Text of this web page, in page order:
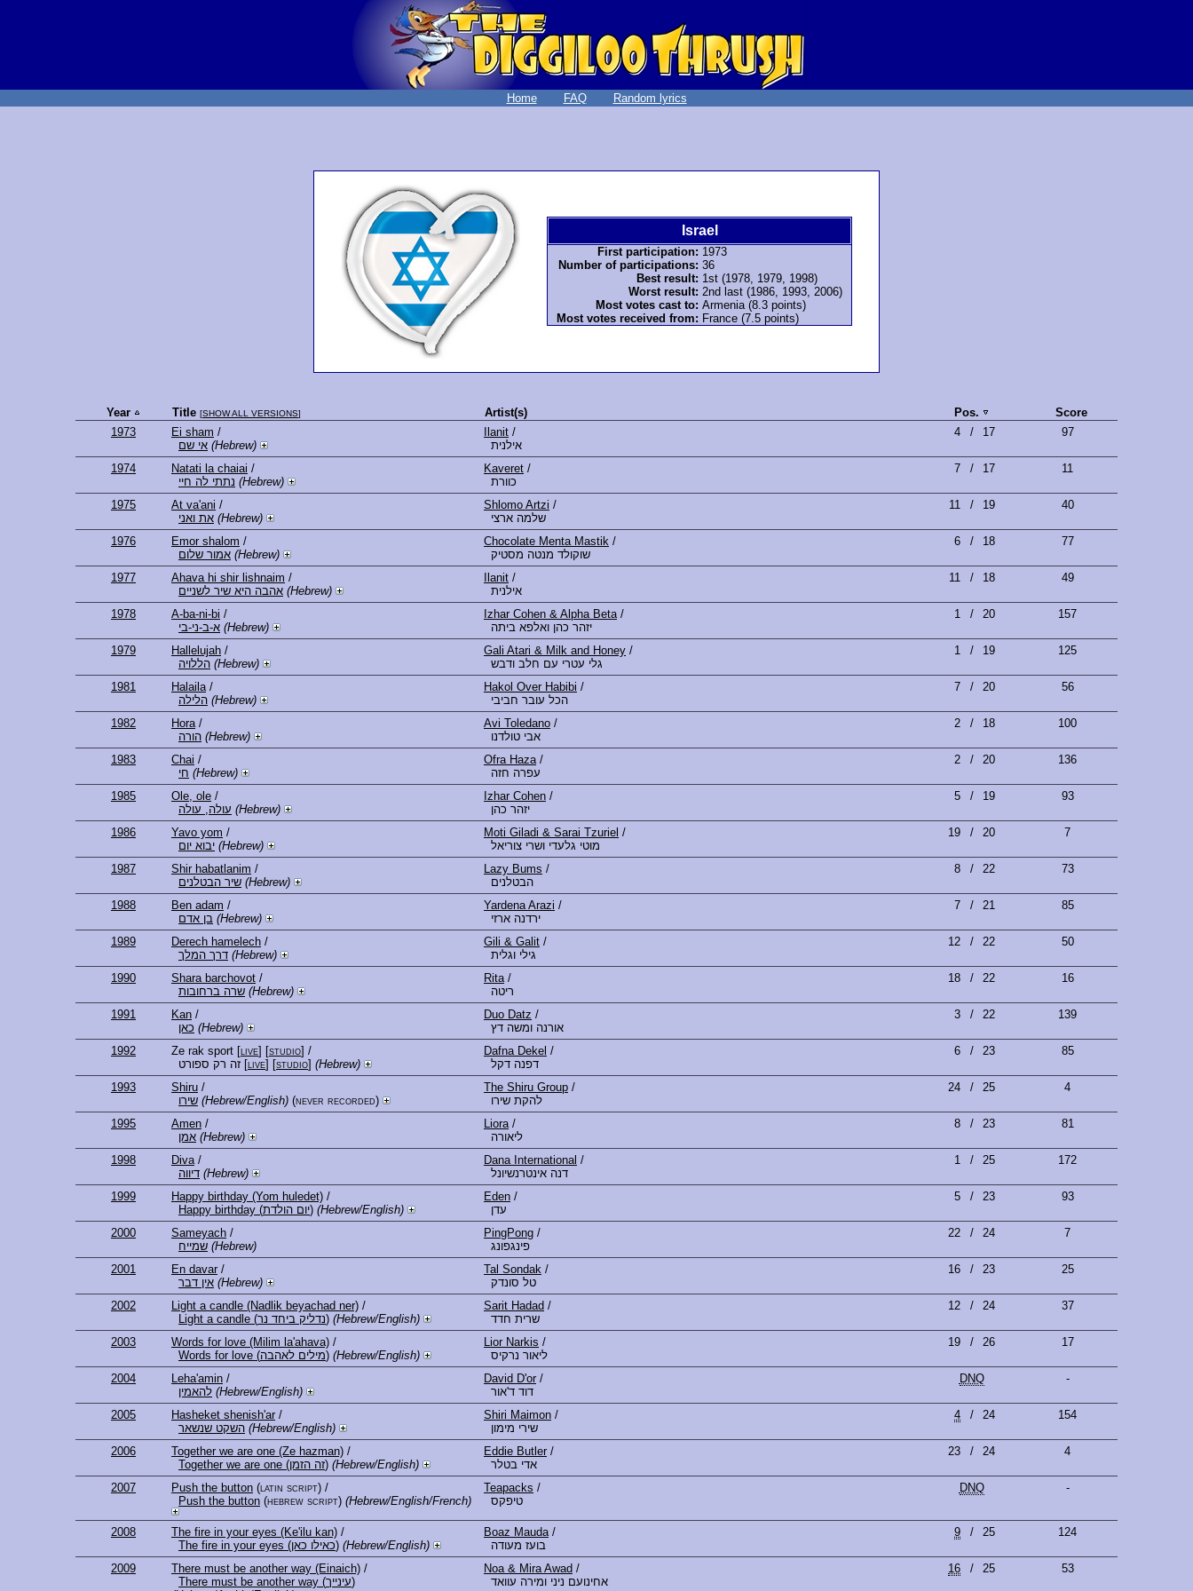
Home FAQ Random lyrics
Israel
First participation: 1973
Number of participations: 36
Best result: 1st (1978, 1979, 1998)
Worst result: 2nd last (1986, 1993, 2006)
Most votes cast to: Armenia (8.3 points)
Most votes received from: France (7.5 points)
Year Title [SHOW ALL VERSIONS] Artist(s) Pos.
Score
1973
Ei sham /
אי שם (Hebrew)
Ilanit /
אילנית
4 / 17 97
1974 Natati la chaiai /
נתתי לה חיי (Hebrew)
Kaveret /
כוורת
7 / 17 11
1975 At va'ani /
את ואני (Hebrew)
Shlomo Artzi /
שלמה ארצי
11 / 19 40
1976 Emor shalom /
אמור שלום (Hebrew)
Chocolate Menta Mastik /
שוקולד מנטה מסטיק
6 / 18 77
1977 Ahava hi shir lishnaim /
אהבה היא שיר לשניים (Hebrew)
Ilanit /
אילנית
11 / 18 49
1978 A-ba-ni-bi /
א-ב-ני-בי (Hebrew)
Izhar Cohen & Alpha Beta /
יזהר כהן ואלפא ביתה
1 / 20 157
1979 Hallelujah /
הללויה (Hebrew)
Gali Atari & Milk and Honey /
גלי עטרי עם חלב ודבש
1 / 19 125
1981 Halaila /
הלילה (Hebrew)
Hakol Over Habibi /
הכל עובר חביבי
7 / 20 56
1982 Hora /
הורה (Hebrew)
Avi Toledano /
אבי טולדנו
2 / 18 100
1983 Chai /
חי (Hebrew)
Ofra Haza /
עפרה חזה
2 / 20 136
1985 Ole, ole /
עולה, עולה (Hebrew)
Izhar Cohen /
יזהר כהן
5 / 19 93
1986 Yavo yom /
יבוא יום (Hebrew)
Moti Giladi & Sarai Tzuriel /
מוטי גלעדי ושרי צוריאל
19 / 20 7
1987 Shir habatlanim /
שיר הבטלנים (Hebrew)
Lazy Bums /
הבטלנים
8 / 22 73
1988 Ben adam /
בן אדם (Hebrew)
Yardena Arazi /
ירדנה ארזי
7 / 21 85
1989 Derech hamelech /
דרך המלך (Hebrew)
Gili & Galit /
גילי וגלית
12 / 22 50
1990 Shara barchovot /
שרה ברחובות (Hebrew)
Rita /
ריטה
18 / 22 16
1991 Kan /
כאן (Hebrew)
Duo Datz /
אורנה ומשה דץ
3 / 22 139
1992 Ze rak sport [live] [studio] /
זה רק ספורט [live] [studio] (Hebrew)
Dafna Dekel /
דפנה דקל
6 / 23 85
1993 Shiru /
שירו (Hebrew/English) (never recorded)
The Shiru Group /
להקת שירו
24 / 25 4
1995 Amen /
אמן (Hebrew)
Liora /
ליאורה
8 / 23 81
1998 Diva /
דיווה (Hebrew)
Dana International /
דנה אינטרנשיונל
1 / 25 172
1999 Happy birthday (Yom huledet) /
Happy birthday (יום הולדת) (Hebrew/English)
Eden /
עדן
5 / 23 93
2000 Sameyach /
שמייח (Hebrew)
PingPong /
פינגפונג
22 / 24 7
2001 En davar/
אין דבר (Hebrew)
Tal Sondak /
טל סונדק
16 / 23 25
2002 Light a candle (Nadlik beyachad ner) /
Light a candle (נדליק ביחד נר) (Hebrew/English)
Sarit Hadad /
שרית חדד
12 / 24 37
2003 Words for love (Milim la'ahava) /
Words for love (מילים לאהבה) (Hebrew/English)
Lior Narkis /
ליאור נרקיס
19 / 26 17
2004 Leha'amin /
להאמין (Hebrew/English)
David D'or/
דוד ד'אור
DNQ -
2005 Hasheket shenish'ar/
השקט שנשאר (Hebrew/English)
Shiri Maimon /
שירי מימון
4 / 24 154
2006 Together we are one (Ze hazman) /
Together we are one (זה הזמן) (Hebrew/English)
Eddie Butler/
אדי בטלר
23 / 24 4
2007 Push the button (latin script) /
Push the button (hebrew script) (Hebrew/English/French)
Teapacks /
טיפקס
DNQ -
2008 The fire in your eyes (Ke'ilu kan) /
The fire in your eyes (כאילו כאן) (Hebrew/English)
Boaz Mauda /
בועז מעודה
9 / 25 124
2009 There must be another way (Einaich) /
There must be another way (עינייך)
Noa & Mira Awad /
אחינועם ניני ומירה עוואד
16 / 25 53